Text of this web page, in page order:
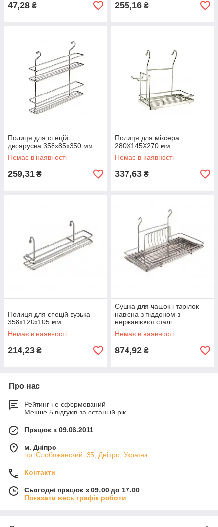
47,28 ₴ 255,16 ₴
Полиця для спецій
двоярусна 358х85х350 мм
Немає в наявності
259,31 ₴
Полиця для міксера
280Х145Х270 мм
Немає в наявності
337,63 ₴
Полиця для спецій вузька
358х120х105 мм
Немає в наявності
214,23 ₴
Сушка для чашок і тарілок
навісна з піддоном з
нержавіючої сталі
540х240х280 мм
Немає в наявності
874,92 ₴
Про нас
Рейтинг не сформований
Менше 5 відгуків за останній рік
Працює з 09.06.2011
м. Дніпро
пр. Слобожанский, 35, Дніпро, Україна
Контакти
Сьогодні працює з 09:00 до 17:00
Показати весь графік роботи